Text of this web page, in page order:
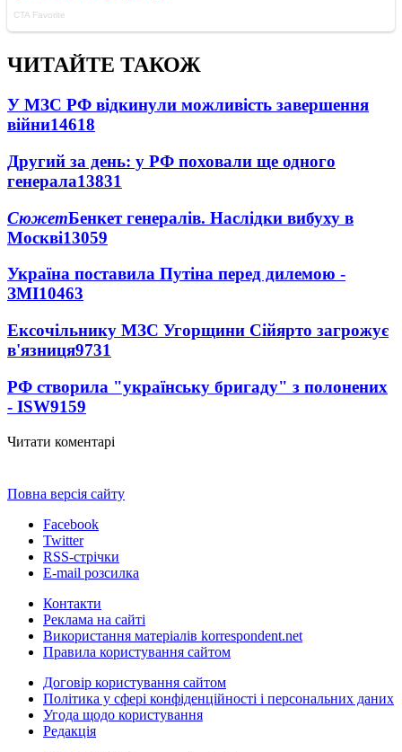
ЧИТАЙТЕ ТАКОЖ
У МЗС РФ відкинули можливість завершення
війни14618
Другий за день: у РФ поховали ще одного
генерала13831
СюжетБенкет генералів. Наслідки вибуху в
Москві13059
Україна поставила Путіна перед дилемою -
ЗМІ10463
Ексочільнику МЗС Угорщини Сійярто загрожує
в'язниця9731
РФ створила "українську бригаду" з полонених
- ISW9159
Читати коментарі
Повна версія сайту
Facebook
Twitter
RSS-стрічки
E-mail розсилка
Контакти
Реклама на сайті
Використання матеріалів korrespondent.net
Правила користування сайтом
Договір користування сайтом
Політика у сфері конфіденційності і персональних даних
Угода щодо користування
Редакція